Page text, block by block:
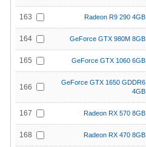
163 Radeon R9 290 4GB
164 GeForce GTX 980M 8GB
165 GeForce GTX 1060 6GB
166
GeForce GTX 1650 GDDR6
4GB
167 Radeon RX 570 8GB
168 Radeon RX 470 8GB